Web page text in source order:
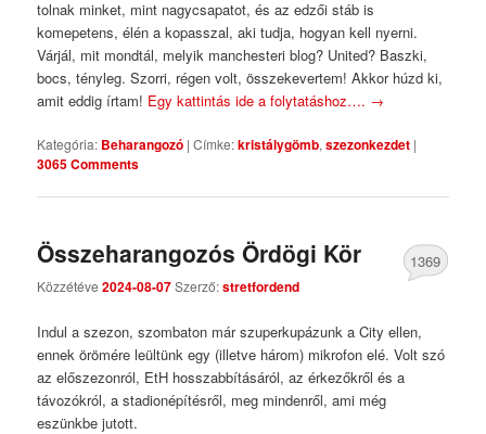
tolnak minket, mint nagycsapatot, és az edzői stáb is
komepetens, élén a kopasszal, aki tudja, hogyan kell nyerni.
Várjál, mit mondtál, melyik manchesteri blog? United? Baszki,
bocs, tényleg. Szorri, régen volt, összekevertem! Akkor húzd ki,
amit eddig írtam! Egy kattintás ide a folytatáshoz…. →
Kategória: Beharangozó |Címke:kristálygömb,szezonkezdet |
3065 Comments
Összeharangozós Ördögi Kör
Közzétéve2024-08-07Szerző:stretfordend
1369
Indul a szezon, szombaton már szuperkupázunk a City ellen,
ennek örömére leültünk egy (illetve három) mikrofon elé. Volt szó
az előszezonról, EtH hosszabbításáról, az érkezőkről és a
távozókról, a stadionépítésről, meg mindenről, ami még
eszünkbe jutott.